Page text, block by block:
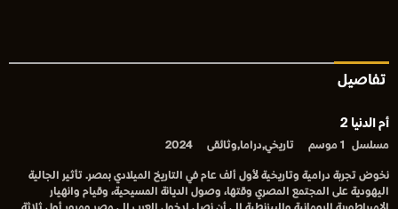
تفاصيل
أم الدنيا 2
مسلسل 1 موسم تاريخي,دراما,وثائقى 2024
‎نخوض تجربة درامية وتاريخية لأول ألف عام في التاريخ الميلادي بمصر. تأثير الجالية
اليهودية على المجتمع المصري وقتها، وصول الديانة المسيحية، وقيام وانهيار